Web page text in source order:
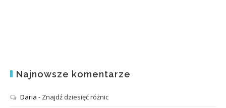
Najnowsze komentarze
Daria - Znajdź dziesięć różnic